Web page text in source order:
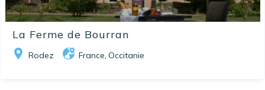
La Ferme de Bourran
Rodez France, Occitanie